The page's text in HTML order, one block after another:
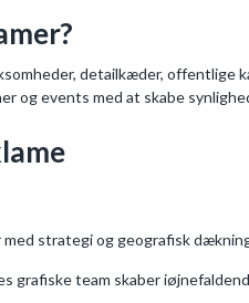
detailkæder, offentlige
og events med at skabe
med strategi og geografisk
grafiske team skaber